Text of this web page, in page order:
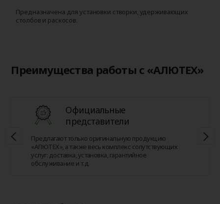
Предназначена для установки створки, удерживающих
столбов и раскосов.
Преимущества работы с «АЛЮТЕХ»
Официальные
представители
Предлагают только оригинальную продукцию
«АЛЮТЕХ», а также весь комплекс сопутствующих
услуг: доставка, установка, гарантийное
обслуживание и т.д.